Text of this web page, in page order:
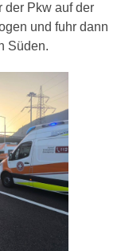
der Pkw auf der
und fuhr dann
Süden.